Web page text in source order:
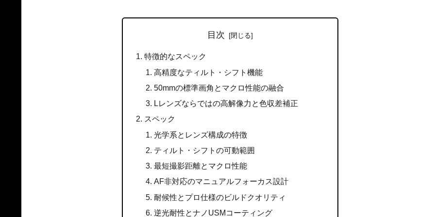
目次
特徴的なスペック
高精度なティルト・シフト機能
50mmの標準画角とマクロ性能の融合
Lレンズならではの高解像力と色収差補正
スペック
光学系とレンズ構成の特徴
ティルト・シフトの可動範囲
最短撮影距離とマクロ性能
AF非対応のマニュアルフォーカス設計
耐候性とプロ仕様のビルドクオリティ
逆光耐性とナノUSMコーティング